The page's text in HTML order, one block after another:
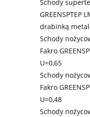
Schody
GREENSPTEP
drabinką
Schody
Fakro
U=0,65
Schody
Fakro
U=0,48
Schody